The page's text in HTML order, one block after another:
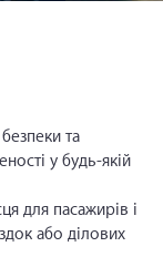
та
у будь-якій
для пасажирів і
або ділових